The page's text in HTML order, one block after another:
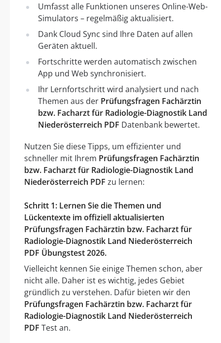
Umfasst alle Funktionen unseres Online-Web-
Simulators – regelmäßig aktualisiert.
Dank Cloud Sync sind Ihre Daten auf allen
Geräten aktuell.
Fortschritte werden automatisch zwischen
App und Web synchronisiert.
Ihr Lernfortschritt wird analysiert und nach
Themen aus der Prüfungsfragen Fachärztin
bzw. Facharzt für Radiologie-Diagnostik Land
Niederösterreich PDF Datenbank bewertet.
Nutzen Sie diese Tipps, um effizienter und
schneller mit Ihrem Prüfungsfragen Fachärztin
bzw. Facharzt für Radiologie-Diagnostik Land
Niederösterreich PDF zu lernen:
Schritt 1: Lernen Sie die Themen und
Lückentexte im offiziell aktualisierten
Prüfungsfragen Fachärztin bzw. Facharzt für
Radiologie-Diagnostik Land Niederösterreich
PDF Übungstest 2026.
Vielleicht kennen Sie einige Themen schon, aber
nicht alle. Daher ist es wichtig, jedes Gebiet
gründlich zu verstehen. Dafür bieten wir den
Prüfungsfragen Fachärztin bzw. Facharzt für
Radiologie-Diagnostik Land Niederösterreich
PDF Test an.